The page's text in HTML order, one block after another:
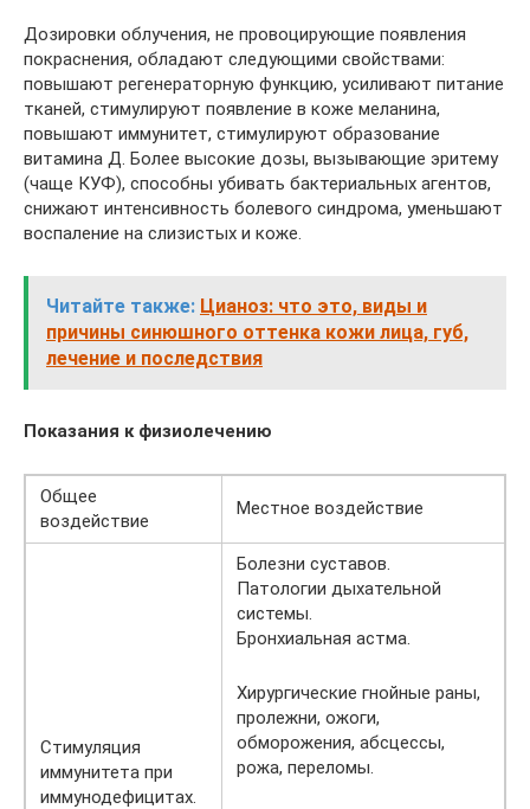
Дозировки облучения, не провоцирующие появления
покраснения, обладают следующими свойствами:
повышают регенераторную функцию, усиливают питание
тканей, стимулируют появление в коже меланина,
повышают иммунитет, стимулируют образование
витамина Д. Более высокие дозы, вызывающие эритему
(чаще КУФ), способны убивать бактериальных агентов,
снижают интенсивность болевого синдрома, уменьшают
воспаление на слизистых и коже.
Читайте также: Цианоз: что это, виды и
причины синюшного оттенка кожи лица, губ,
лечение и последствия
Показания к физиолечению
Общее
воздействие
Местное воздействие
Стимуляция
иммунитета при
иммунодефицитах.
Болезни суставов.
Патологии дыхательной
системы.
Бронхиальная астма.
Хирургические гнойные раны,
пролежни, ожоги,
обморожения, абсцессы,
рожа, переломы.